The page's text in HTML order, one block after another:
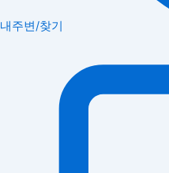
내주변/찾기